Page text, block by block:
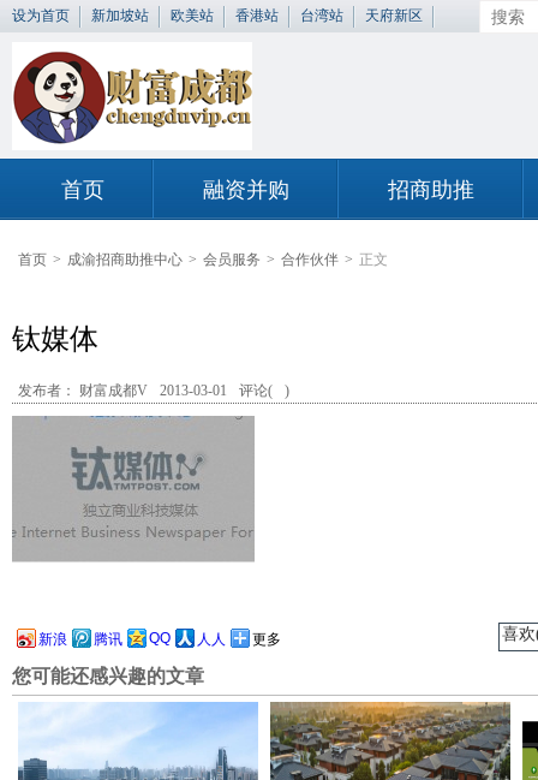
设为首页 新加坡站 欧美站 香港站 台湾站 天府新区
首页 融资并购 招商助推
首页 > 成渝招商助推中心 > 会员服务 > 合作伙伴 > 正文
钛媒体
发布者： 财富成都V 2013-03-01 评论( )
新浪 腾讯 QQ 人人 更多 喜
您可能还感兴趣的文章